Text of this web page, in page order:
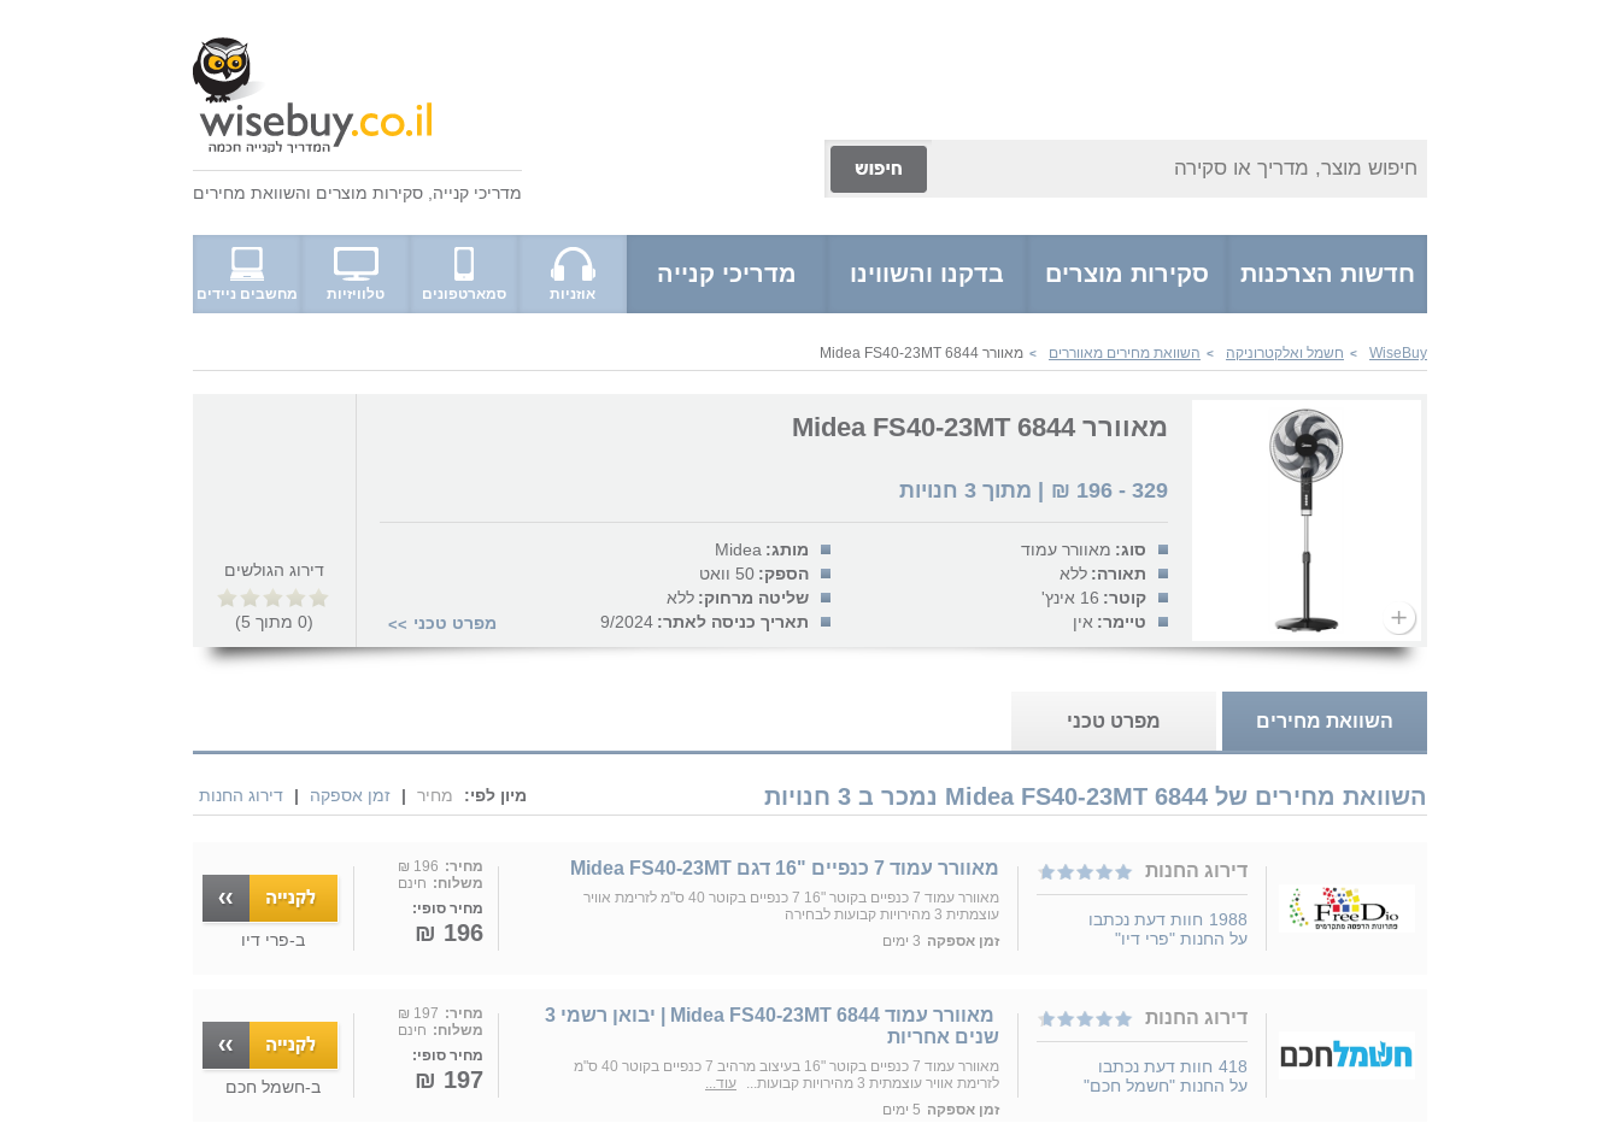
חיפוש מוצר, מדריך או סקירה
מדריכי קנייה סקירות מוצרים והשוואת מחירים
חדשות הצרכנות סקירות מוצרים בדקנו והשווינו מדריכי קנייה
אוזניות סמארטפונים טלוויזיות מחשבים ניידים
WiseBuy
> חשמל ואלקטרוניקה > השוואת מחירים מאווררים > מאוורר Midea FS40-23MT 6844
מאוורר Midea FS40-23MT 6844
329
-
196
₪ | מתוך 3 חנויות
סוג: מאוורר עמוד מותג: Midea
תאורה: ללא הספק: 50 וואט
קוטר: 16 אינץ' שליטה מרחוק: ללא
טיימר: אין תאריך כניסה לאתר: 9/2024 מפרט טכני >>
דירוג הגולשים
(
0 מתוך 5
)
השוואת מחירים מפרט טכני
השוואת מחירים של Midea FS40-23MT 6844 נמכר ב 3 חנויות מיון לפי: מחיר | זמן אספקה | דירוג החנות
דירוג החנות
1988 חוות דעת נכתבו
על החנות "פרי דיו"
מאוורר עמוד 7 כנפיים "16 דגם Midea FS40-23MT
מאוורר עמוד 7 כנפיים בקוטר "16 7 כנפיים בקוטר 40 ס"מ לזרימת אוויר
עוצמתית 3 מהירויות קבועות לבחירה
זמן אספקה 3 ימים
מחיר: 196 ₪
משלוח: חינם
מחיר סופי:
196 ₪ ב-פרי דיו
דירוג החנות
418 חוות דעת נכתבו
על החנות "חשמל חכם"
‎ ‏מאוורר עמוד Midea FS40-23MT 6844 | יבואן רשמי 3
שנים אחריות
מאוורר עמוד 7 כנפיים בקוטר "16 בעיצוב מרהיב 7 כנפיים בקוטר 40 ס"מ
לזרימת אוויר עוצמתית 3 מהירויות קבועות...
עוד...
זמן אספקה 5 ימים
מחיר: 197 ₪
משלוח: חינם
מחיר סופי:
197 ₪ ב-חשמל חכם